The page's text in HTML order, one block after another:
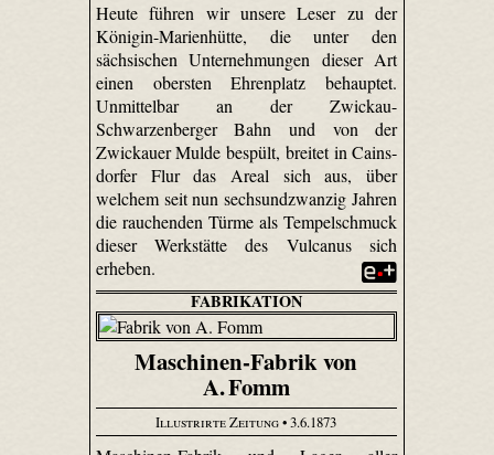
Heute führen wir unsere Leser zu der
Königin-Marien­hütte, die unter den
sächsischen Unternehmungen dieser Art
einen obersten Ehrenplatz behauptet.
Unmittelbar an der Zwickau-
Schwarzenberger Bahn und von der
Zwickauer Mulde bespült, breitet in Cains­
dorfer Flur das Areal sich aus, über
welchem seit nun sechsundzwanzig Jahren
die rauchenden Türme als Tempelschmuck
dieser Werkstätte des Vulcanus sich
erheben.
FABRIKATION
Maschinen-Fabrik von
A. Fomm
Illustrirte Zeitung• 3.6.1873